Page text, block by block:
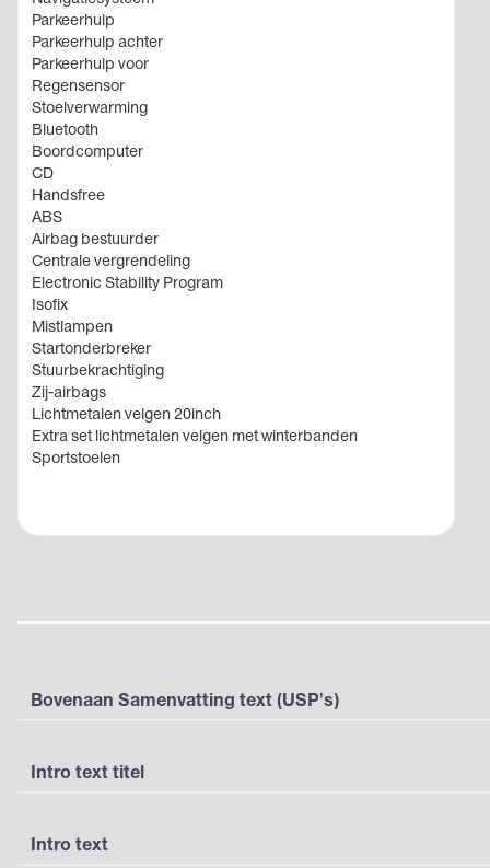
Parkeerhulp
Parkeerhulp achter
Parkeerhulp voor
Regensensor
Stoelverwarming
Bluetooth
Boordcomputer
CD
Handsfree
ABS
Airbag bestuurder
Centrale vergrendeling
Electronic Stability Program
Isofix
Mistlampen
Startonderbreker
Stuurbekrachtiging
Zij-airbags
Lichtmetalen velgen 20inch
Extra set lichtmetalen velgen met winterbanden
Sportstoelen
Bovenaan Samenvatting text (USP's)
Intro text titel
Intro text